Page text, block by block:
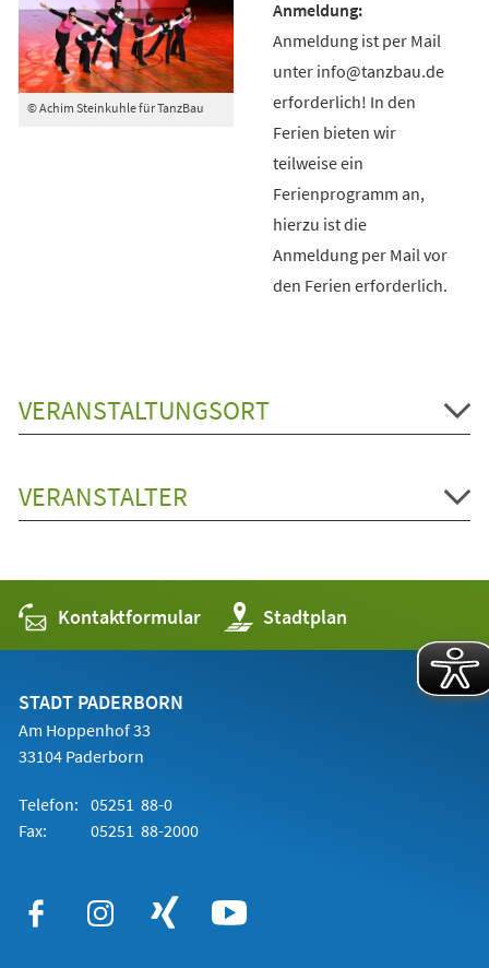
© Achim Steinkuhle für TanzBau
Anmeldung ist per Mail
unter info@tanzbau.de
erforderlich! In den
Ferien bieten wir
teilweise ein
Ferienprogramm an,
hierzu ist die
Anmeldung per Mail vor
den Ferien erforderlich.
VERANSTALTUNGSORT
VERANSTALTER
Kontaktformular Stadtplan
(Öffnet
in
einem
STADT PADERBORN
Am Hoppenhof 33
33104 Paderborn
Telefon: 05251 88-0
Fax:
05251 88-2000